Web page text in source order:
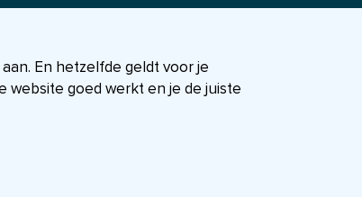
En hetzelfde geldt voor je
website goed werkt en je de juiste